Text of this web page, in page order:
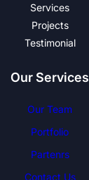
Services
Projects
Testimonial
Our Services
Our Team
Portfolio
Partenrs
Contact Us